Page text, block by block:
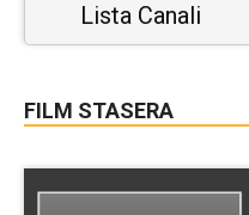
Lista Canali
FILM STASERA